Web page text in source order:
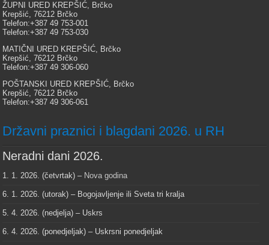
ŽUPNI URED KREPŠIĆ, Brčko
Krepšić, 76212 Brčko
Telefon:+387 49 753-001
Telefon:+387 49 753-030
MATIČNI URED KREPŠIĆ, Brčko
Krepšić, 76212 Brčko
Telefon:+387 49 306-060
POŠTANSKI URED KREPŠIĆ, Brčko
Krepšić, 76212 Brčko
Telefon:+387 49 306-061
Državni praznici i blagdani 2026. u RH
Neradni dani 2026.
1. 1. 2026. (četvrtak) – Nova godina
6. 1. 2026. (utorak) – Bogojavljenje ili Sveta tri kralja
5. 4. 2026. (nedjelja) – Uskrs
6. 4. 2026. (ponedjeljak) – Uskrsni ponedjeljak